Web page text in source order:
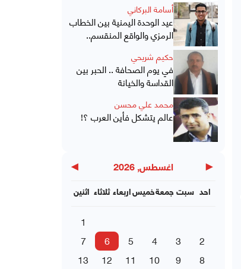
أسامة البركاني
عيد الوحدة اليمنية بين الخطاب
الرمزي والواقع المنقسم..
حكيم شريحي
في يوم الصحافة .. الحبر بين
القداسة والخيانة
محمد علي محسن
عالم يتشكل فأين العرب ؟!
◀ اغسطس, 2026 ▶
اثنين ثلاثاء اربعاءخميسجمعة سبت احد
1
2
3
4
5
6
7
8
9
10
11
12
13